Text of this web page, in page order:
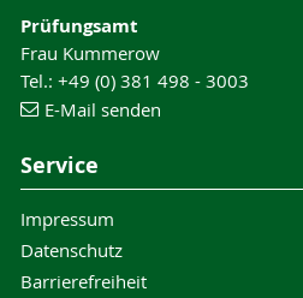
Prüfungsamt
Frau Kummerow
Tel.: +49 (0) 381 498 - 3003
E-Mail senden
Service
Impressum
Datenschutz
Barrierefreiheit